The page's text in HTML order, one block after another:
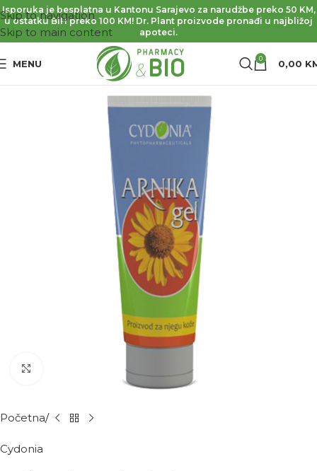
Skip to navigation
Skip to main content
Isporuka je besplatna u Kantonu Sarajevo za narudžbe preko 50 KM,
u ostatku BiH preko 100 KM! Dr. Plant proizvode pronađi u najbližoj
apoteci.
MENU 0 0,00
Kliknite za povećanje
Početna
Cydonia